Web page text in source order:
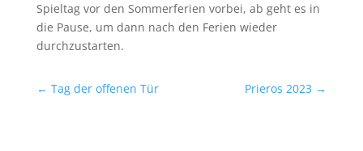
Spieltag vor den Sommerferien vorbei, ab geht es in
die Pause, um dann nach den Ferien wieder
durchzustarten.
← Tag der offenen Tür Prieros 2023 →